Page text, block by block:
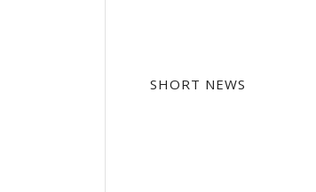
SHORT NEWS